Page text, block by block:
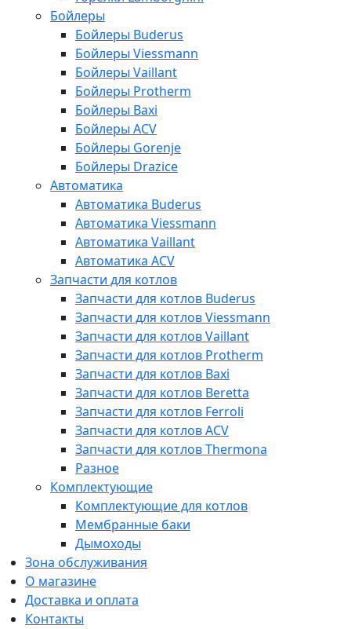
Бойлеры
Бойлеры Buderus
Бойлеры Viessmann
Бойлеры Vaillant
Бойлеры Protherm
Бойлеры Baxi
Бойлеры ACV
Бойлеры Gorenje
Бойлеры Drazice
Автоматика
Автоматика Buderus
Автоматика Viessmann
Автоматика Vaillant
Автоматика ACV
Запчасти для котлов
Запчасти для котлов Buderus
Запчасти для котлов Viessmann
Запчасти для котлов Vaillant
Запчасти для котлов Protherm
Запчасти для котлов Baxi
Запчасти для котлов Beretta
Запчасти для котлов Ferroli
Запчасти для котлов ACV
Запчасти для котлов Thermona
Разное
Комплектующие
Комплектующие для котлов
Мембранные баки
Дымоходы
Зона обслуживания
О магазине
Доставка и оплата
Контакты